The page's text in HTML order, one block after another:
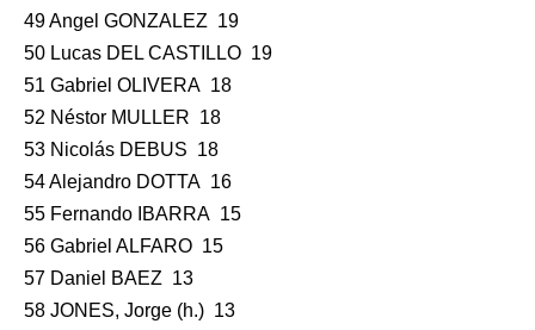
49 Angel GONZALEZ 19
50 Lucas DEL CASTILLO 19
51 Gabriel OLIVERA 18
52 Néstor MULLER 18
53 Nicolás DEBUS 18
54 Alejandro DOTTA 16
55 Fernando IBARRA 15
56 Gabriel ALFARO 15
57 Daniel BAEZ 13
58 JONES, Jorge (h.) 13